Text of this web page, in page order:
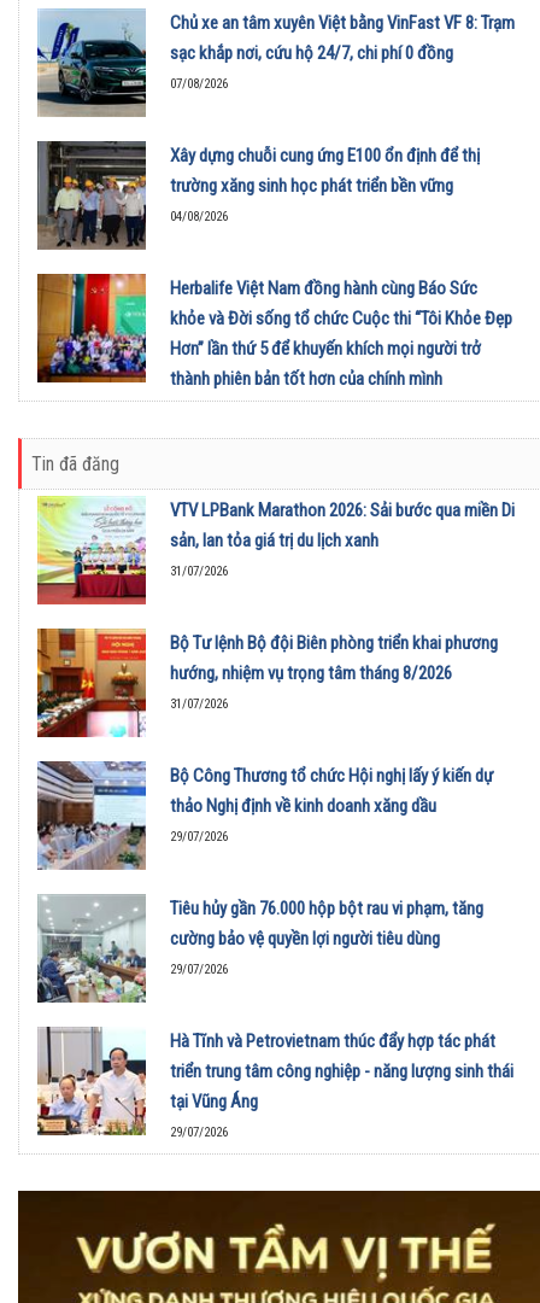
Chủ xe an tâm xuyên Việt bằng VinFast VF 8: Trạm
sạc khắp nơi, cứu hộ 24/7, chi phí 0 đồng
07/08/2026
Xây dựng chuỗi cung ứng E100 ổn định để thị
trường xăng sinh học phát triển bền vững
04/08/2026
Herbalife Việt Nam đồng hành cùng Báo Sức
khỏe và Đời sống tổ chức Cuộc thi “Tôi Khỏe Đẹp
Hơn” lần thứ 5 để khuyến khích mọi người trở
thành phiên bản tốt hơn của chính mình
Tin đã đăng
VTV LPBank Marathon 2026: Sải bước qua miền Di
sản, lan tỏa giá trị du lịch xanh
31/07/2026
Bộ Tư lệnh Bộ đội Biên phòng triển khai phương
hướng, nhiệm vụ trọng tâm tháng 8/2026
31/07/2026
Bộ Công Thương tổ chức Hội nghị lấy ý kiến dự
thảo Nghị định về kinh doanh xăng dầu
29/07/2026
Tiêu hủy gần 76.000 hộp bột rau vi phạm, tăng
cường bảo vệ quyền lợi người tiêu dùng
29/07/2026
Hà Tĩnh và Petrovietnam thúc đẩy hợp tác phát
triển trung tâm công nghiệp - năng lượng sinh thái
tại Vũng Áng
29/07/2026